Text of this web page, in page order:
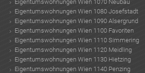
Eigentumswohnungen Wien 1070 Neubau
Eigentumswohnungen Wien 1080 Josefstadt
Eigentumswohnungen Wien 1090 Alsergrund
Eigentumswohnungen Wien 1100 Favoriten
Eigentumswohnungen Wien 1110 Simmering
Eigentumswohnungen Wien 1120 Meidling
Eigentumswohnungen Wien 1130 Hietzing
Eigentumswohnungen Wien 1140 Penzing